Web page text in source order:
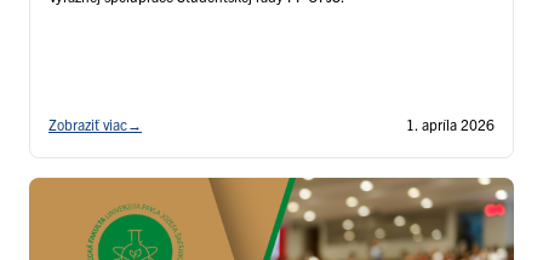
Zobraziť viac→ 1. apríla 2026